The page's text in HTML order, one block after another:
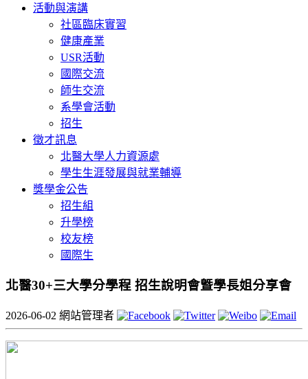
活動與演講
社區臨床實習
健康產業
USR活動
國際交流
師生交流
系學會活動
招生
徵才訊息
北醫大學人力資源處
學生生涯發展與就業輔導
獎學金公告
招生組
升學榜
校友榜
國際生
北醫30+三大學分學程 招生說明會曁學長姐分享會
2026-06-02 網站管理者